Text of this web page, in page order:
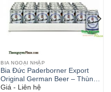
BIA NGOẠI NHẬP
Bia Đức Paderborner Export
Original German Beer – Thùng
24 lon 330ml
Giá - Liên hệ